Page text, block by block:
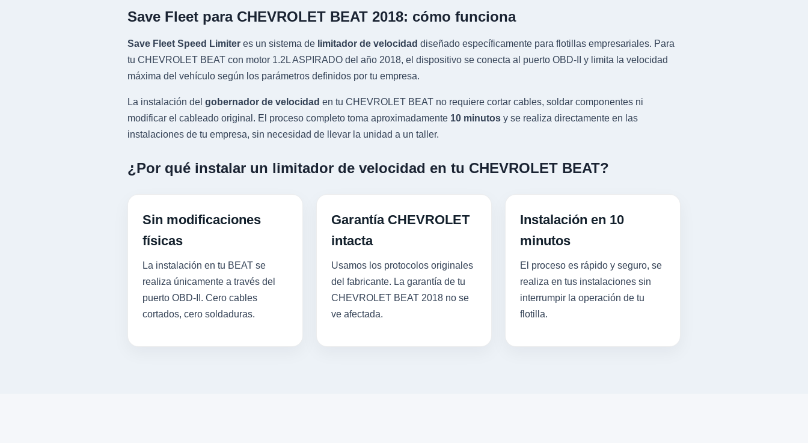
Save Fleet para CHEVROLET BEAT 2018: cómo funciona
Save Fleet Speed Limiter es un sistema de limitador de velocidad diseñado específicamente para flotillas empresariales. Para
tu CHEVROLET BEAT con motor 1.2L ASPIRADO del año 2018, el dispositivo se conecta al puerto OBD-II y limita la velocidad
máxima del vehículo según los parámetros definidos por tu empresa.
La instalación del gobernador de velocidad en tu CHEVROLET BEAT no requiere cortar cables, soldar componentes ni
modificar el cableado original. El proceso completo toma aproximadamente 10 minutos y se realiza directamente en las
instalaciones de tu empresa, sin necesidad de llevar la unidad a un taller.
¿Por qué instalar un limitador de velocidad en tu CHEVROLET BEAT?
Sin modificaciones
físicas
La instalación en tu BEAT se
realiza únicamente a través del
puerto OBD-II. Cero cables
cortados, cero soldaduras.
Garantía CHEVROLET
intacta
Usamos los protocolos originales
del fabricante. La garantía de tu
CHEVROLET BEAT 2018 no se
ve afectada.
Instalación en 10
minutos
El proceso es rápido y seguro, se
realiza en tus instalaciones sin
interrumpir la operación de tu
flotilla.